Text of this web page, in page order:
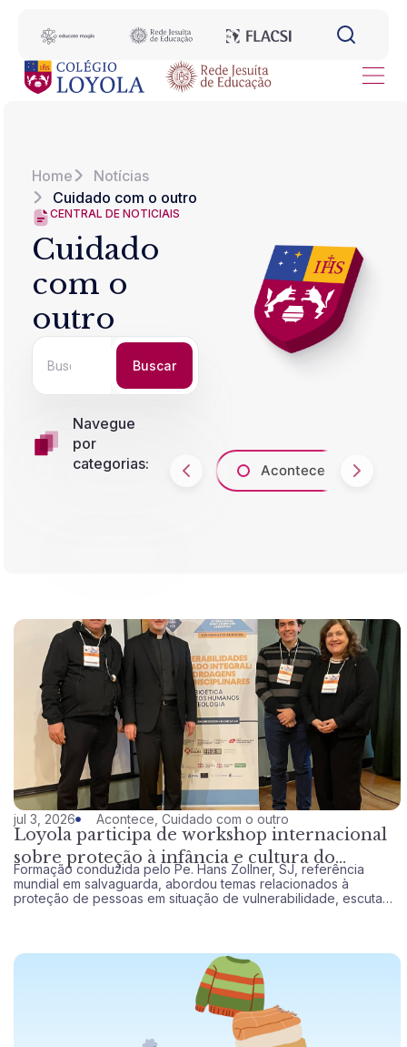
Home
Notícias
Cuidado com o outro
CENTRAL DE NOTICIAIS
Cuidado
com o
outro
Buscar
Navegue
por
categorias:
Acontece
jul 3, 2026 Acontece Cuidado com o outro
Loyola participa de workshop internacional
sobre proteção à infância e cultura do
cuidado
Formação conduzida pelo Pe. Hans Zollner, SJ, referência
mundial em salvaguarda, abordou temas relacionados à
proteção de pessoas em situação de vulnerabilidade, escuta